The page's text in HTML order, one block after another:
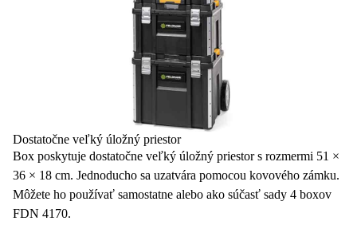
Dostatočne veľký úložný priestor
Box poskytuje dostatočne veľký úložný priestor s
36 × 18 cm
. Jednoducho sa uzatvára pomocou kovového zámku.
Môžete ho používať samostatne alebo ako súčasť sady 4 boxov
FDN 4170.